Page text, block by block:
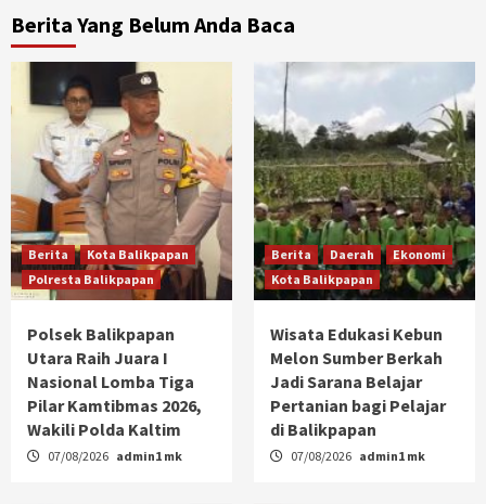
Berita Yang Belum Anda Baca
Berita
Kota Balikpapan
Polresta Balikpapan
Polsek Balikpapan
Utara Raih Juara I
Nasional Lomba Tiga
Pilar Kamtibmas 2026,
Wakili Polda Kaltim
07/08/2026 admin1 mk
Berita Daerah
Ekonomi
Kota Balikpapan
Wisata Edukasi Kebun
Melon Sumber Berkah
Jadi Sarana Belajar
Pertanian bagi Pelajar
di Balikpapan
07/08/2026 admin1 mk